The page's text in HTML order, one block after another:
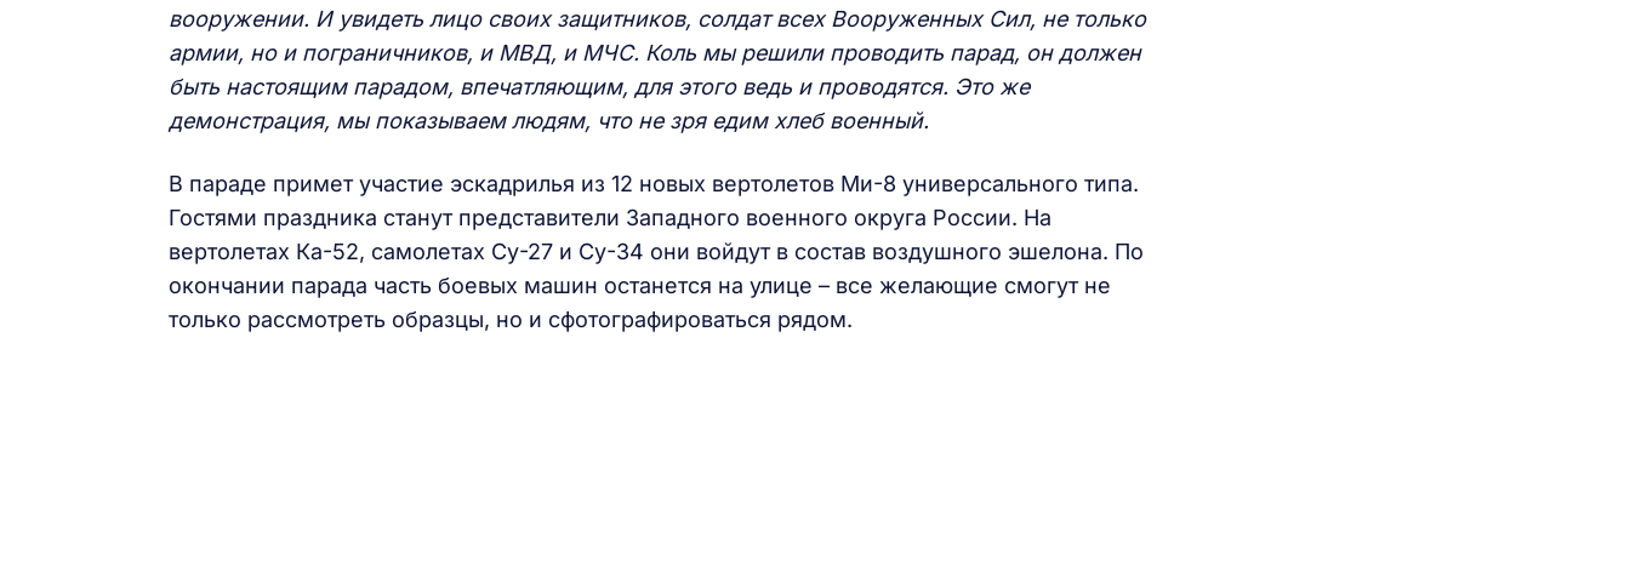
вооружении. И увидеть лицо своих защитников, солдат всех Вооруженных Сил, не только
армии, но и пограничников, и МВД, и МЧС. Коль мы решили проводить парад, он должен
быть настоящим парадом, впечатляющим, для этого ведь и проводятся. Это же
демонстрация, мы показываем людям, что не зря едим хлеб военный.
В параде примет участие эскадрилья из 12 новых вертолетов Ми-8 универсального типа.
Гостями праздника станут представители Западного военного округа России. На
вертолетах Ка-52, самолетах Су-27 и Су-34 они войдут в состав воздушного эшелона. По
окончании парада часть боевых машин останется на улице – все желающие смогут не
только рассмотреть образцы, но и сфотографироваться рядом.